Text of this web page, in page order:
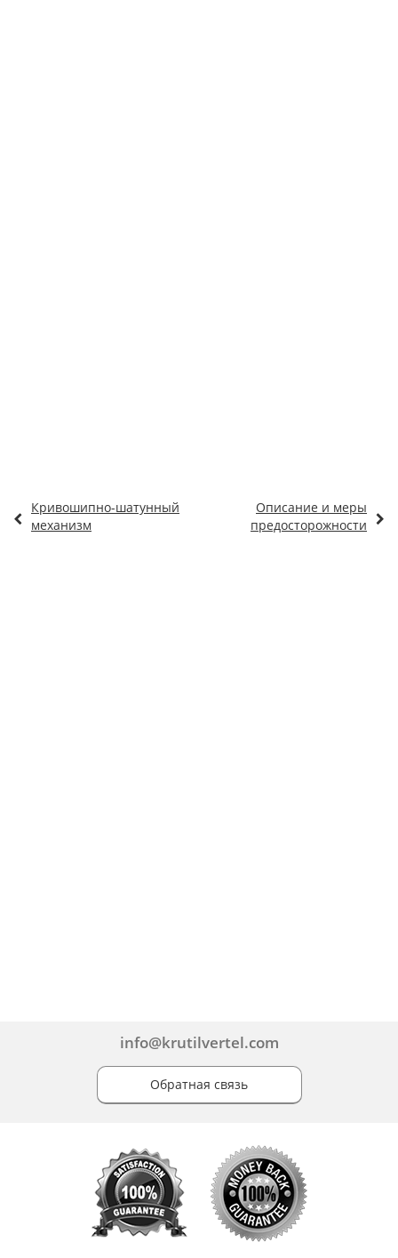
Кривошипно-шатунный
механизм
Описание и меры
предосторожности
info@krutilvertel.com
Обратная связь